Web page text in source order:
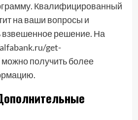
Квалифицированный
на ваши вопросы и
взвешенное решение. На
get-
получить более